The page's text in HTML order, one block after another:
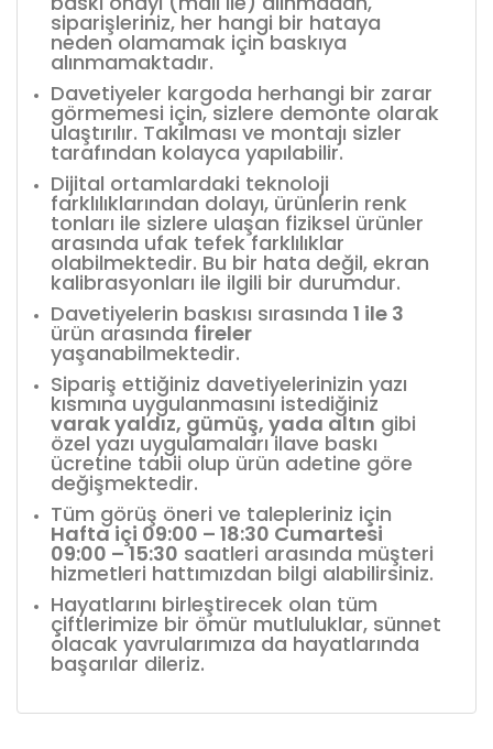
siparişleriniz, her hangi bir hataya
neden olamamak için baskıya
alınmamaktadır.
Davetiyeler kargoda herhangi bir zarar
görmemesi için, sizlere demonte olarak
ulaştırılır. Takılması ve montajı sizler
tarafından kolayca yapılabilir.
Dijital ortamlardaki teknoloji
farklılıklarından dolayı, ürünlerin renk
tonları ile sizlere ulaşan fiziksel ürünler
arasında ufak tefek farklılıklar
olabilmektedir. Bu bir hata değil, ekran
kalibrasyonları ile ilgili bir durumdur.
Davetiyelerin baskısı sırasında 1 ile 3
ürün arasında fireler
yaşanabilmektedir.
Sipariş ettiğiniz davetiyelerinizin yazı
kısmına uygulanmasını istediğiniz
varak yaldız, gümüş, yada altın gibi
özel yazı uygulamaları ilave baskı
ücretine tabii olup ürün adetine göre
değişmektedir.
Tüm görüş öneri ve talepleriniz için
Hafta içi 09:00 – 18:30 Cumartesi
09:00 – 15:30 saatleri arasında müşteri
hizmetleri hattımızdan bilgi alabilirsiniz.
Hayatlarını birleştirecek olan tüm
çiftlerimize bir ömür mutluluklar, sünnet
olacak yavrularımıza da hayatlarında
başarılar dileriz.